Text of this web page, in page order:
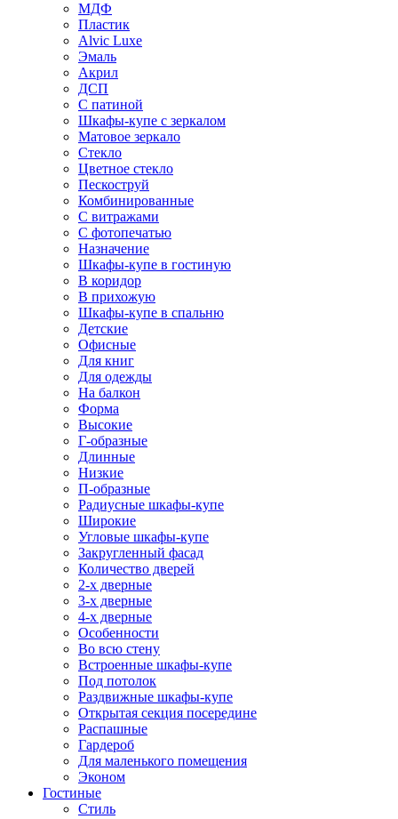
МДФ
Пластик
Alvic Luxe
Эмаль
Акрил
ДСП
С патиной
Шкафы-купе с зеркалом
Матовое зеркало
Стекло
Цветное стекло
Пескоструй
Комбинированные
С витражами
С фотопечатью
Назначение
Шкафы-купе в гостиную
В коридор
В прихожую
Шкафы-купе в спальню
Детские
Офисные
Для книг
Для одежды
На балкон
Форма
Высокие
Г-образные
Длинные
Низкие
П-образные
Радиусные шкафы-купе
Широкие
Угловые шкафы-купе
Закругленный фасад
Количество дверей
2-х дверные
3-х дверные
4-х дверные
Особенности
Во всю стену
Встроенные шкафы-купе
Под потолок
Раздвижные шкафы-купе
Открытая секция посередине
Распашные
Гардероб
Для маленького помещения
Эконом
Гостиные
Стиль